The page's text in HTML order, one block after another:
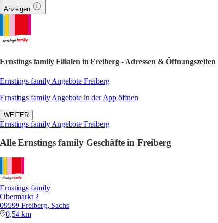
Anzeigen
Ernstings family Filialen in Freiberg - Adressen & Öffnungszeiten
Ernstings family Angebote Freiberg
Ernstings family Angebote in der App öffnen
WEITER
Ernstings family Angebote Freiberg
Alle Ernstings family Geschäfte in Freiberg
Ernstings family
Obermarkt 2
09599 Freiberg, Sachs
0,54 km